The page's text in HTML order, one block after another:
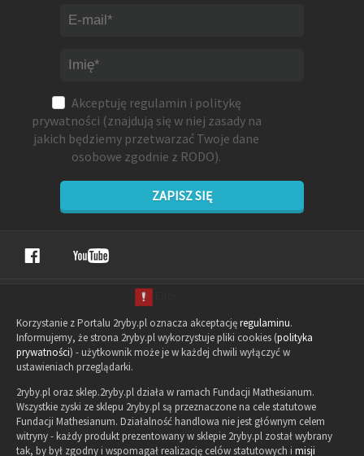
Akceptuję regulamin i politykę
prywatności (znajdują się w niej zasady na
jakich będziemy przetwarzać Twoje dane
osobowe zgodnie z RODO).
ZAPISZ SIĘ
Korzystanie z Portalu 2ryby.pl oznacza akceptacjęregulaminu.
Informujemy, że strona 2ryby.pl wykorzystuje pliki cookies (polityka
prywatności) - użytkownik może je w każdej chwili wyłączyć w
ustawieniach przeglądarki.
2ryby.pl oraz sklep.2ryby.pl działa w ramach Fundacji Mathesianum.
Wszystkie zyski ze sklepu 2ryby.pl są przeznaczone na cele statutowe
Fundacji Mathesianum. Działalność handlowa nie jest głównym celem
witryny - każdy produkt prezentowany w sklepie 2ryby.pl został wybrany
tak, by był zgodny i wspomagał realizację celów statutowych i misji